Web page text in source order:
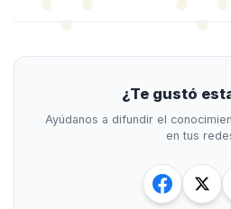
¿Te gustó
Ayúdanos a difundir el
en tus